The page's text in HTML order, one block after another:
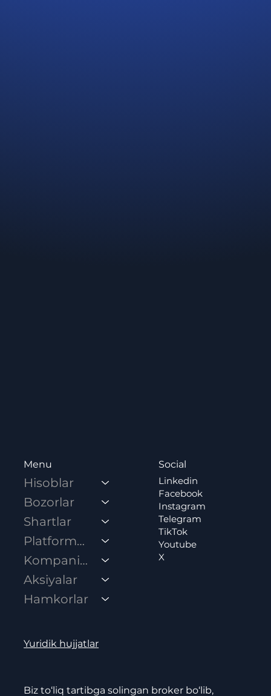
Menu
Hisoblar
Bozorlar
Shartlar
Platformalar
Kompaniya
Aksiyalar
Hamkorlar
Yuridik hujjatlar
Social
Linkedin
Facebook
Instagram
Telegram
TikTok
Youtube
X
Biz to‘liq tartibga solingan broker bo‘lib,